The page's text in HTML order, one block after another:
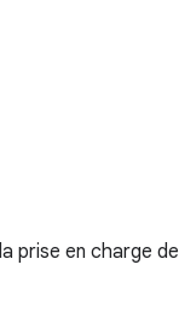
prise en charge de